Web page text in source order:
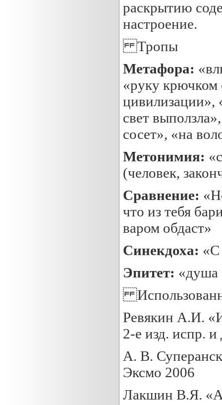
раскрытию
настроение.
Тропы
Метафора:
«руку крючком
цивилизации»,
свет
сосет», «на
Метонимия:
(человек,
Сравнение:
что из тебя
варом обдаст»
Синекдоха: «С
Эпитет: «душа
Ревякин А.И.
2-е изд. испр.
А. В.
Эксмо 2006
Лакшин В.Я.